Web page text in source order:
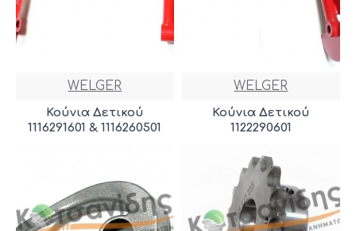
WELGER
Κούνια Δετικού
1116291601 & 1116260501
WELGER
Κούνια Δετικού
1122290601